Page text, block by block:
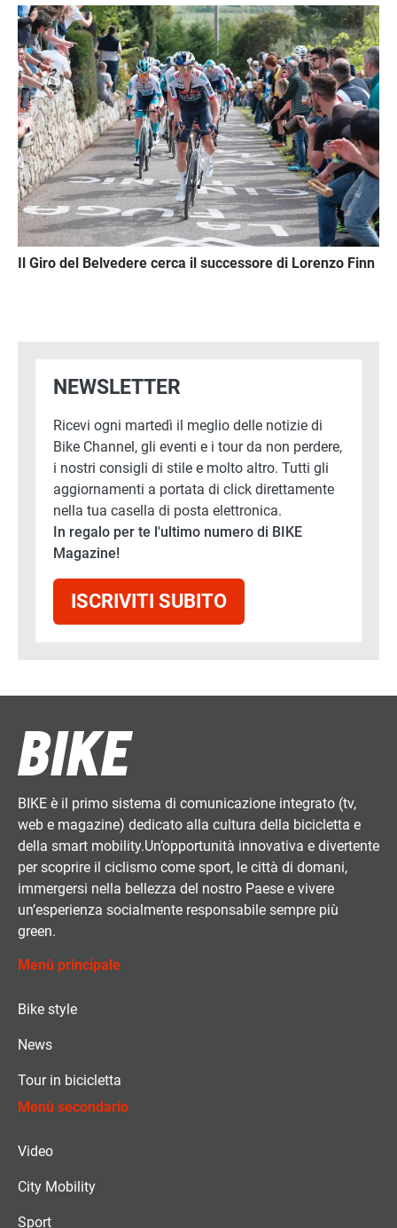
Immagine
Il Giro del Belvedere cerca il successore di Lorenzo Finn
NEWSLETTER
Ricevi ogni martedì il meglio delle notizie di
Bike Channel, gli eventi e i tour da non perdere,
i nostri consigli di stile e molto altro. Tutti gli
aggiornamenti a portata di click direttamente
nella tua casella di posta elettronica.
In regalo per te l'ultimo numero di BIKE
Magazine!
ISCRIVITI SUBITO
BIKE è il primo sistema di comunicazione integrato (tv,
web e magazine) dedicato alla cultura della bicicletta e
della smart mobility.Un’opportunità innovativa e divertente
per scoprire il ciclismo come sport, le città di domani,
immergersi nella bellezza del nostro Paese e vivere
un’esperienza socialmente responsabile sempre più
green.
Menù principale
Bike style
News
Tour in bicicletta
Menù secondario
Video
City Mobility
Sport